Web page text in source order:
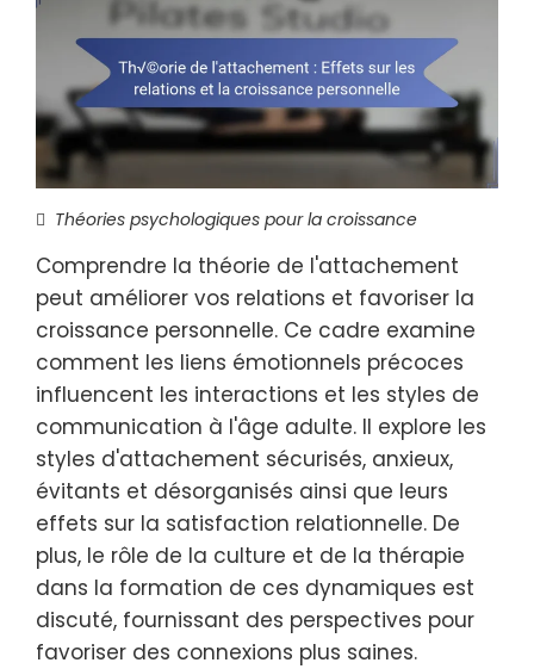
Théories psychologiques pour la croissance
Comprendre la théorie de l'attachement
peut améliorer vos relations et favoriser la
croissance personnelle. Ce cadre examine
comment les liens émotionnels précoces
influencent les interactions et les styles de
communication à l'âge adulte. Il explore les
styles d'attachement sécurisés, anxieux,
évitants et désorganisés ainsi que leurs
effets sur la satisfaction relationnelle. De
plus, le rôle de la culture et de la thérapie
dans la formation de ces dynamiques est
discuté, fournissant des perspectives pour
favoriser des connexions plus saines.